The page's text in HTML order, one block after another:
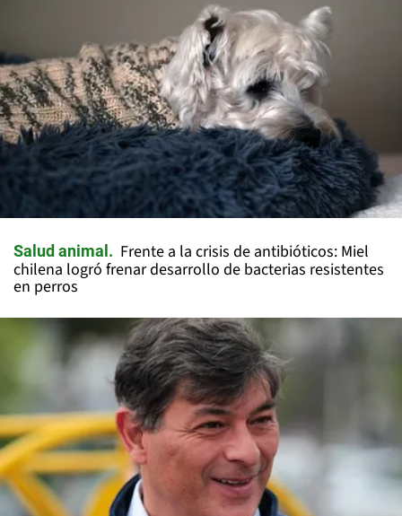
Salud animal
Frente a la crisis de antibióticos: Miel
chilena logró frenar desarrollo de bacterias resistentes
en perros